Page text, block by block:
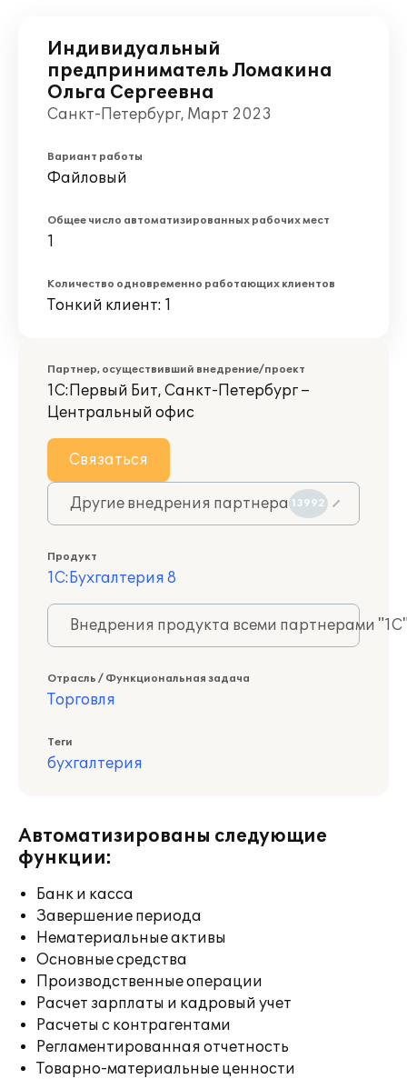
Индивидуальный
предприниматель Ломакина
Ольга Сергеевна
Санкт-Петербург, Март 2023
Вариант работы
Файловый
Общее число автоматизированных рабочих мест
1
Количество одновременно работающих клиентов
Тонкий клиент: 1
Партнер, осуществивший внедрение/проект
1С:Первый Бит, Санкт-Петербург –
Центральный офис
Связаться
Другие внедрения партнера 13992
Продукт
1С:Бухгалтерия 8
Внедрения продукта всеми партнерами
Отрасль / Функциональная задача
Торговля
Теги
бухгалтерия
Автоматизированы следующие
функции:
Банк и касса
Завершение периода
Нематериальные активы
Основные средства
Производственные операции
Расчет зарплаты и кадровый учет
Расчеты с контрагентами
Регламентированная отчетность
Товарно-материальные ценности